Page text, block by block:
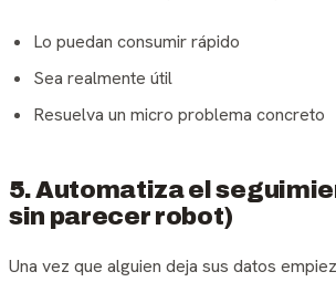
Lo puedan consumir rápido
Sea realmente útil
Resuelva un micro problema concreto
5. Automatiza el
sin parecer robot)
Una vez que alguien deja sus datos